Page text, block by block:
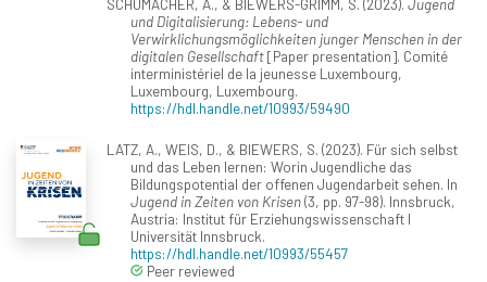
SCHUMACHER, A., & BIEWERS-GRIMM, S. (2023). Jugend
und Digitalisierung: Lebens- und
Verwirklichungsmöglichkeiten junger Menschen in der
digitalen Gesellschaft[Paper presentation]. Comité
interministériel de la jeunesse Luxembourg,
Luxembourg, Luxembourg.
https://hdl.handle.net/10993/59490
LATZ, A., WEIS, D., & BIEWERS, S. (2023). Für sich selbst
und das Leben lernen: Worin Jugendliche das
Bildungspotential der offenen Jugendarbeit sehen. In
Jugend in Zeiten von Krisen(3, pp. 97-98). Innsbruck,
Austria: Institut für Erziehungswissenschaft I
Universität Innsbruck.
https://hdl.handle.net/10993/55457
Peer reviewed